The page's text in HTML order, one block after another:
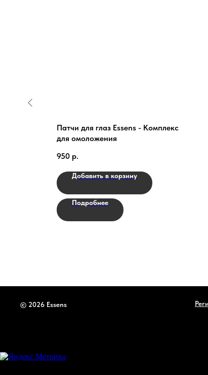
Патчи для глаз Essens - Комплекс
для омоложения
950 р.
Добавить в корзину
Подробнее
© 2026 Essens